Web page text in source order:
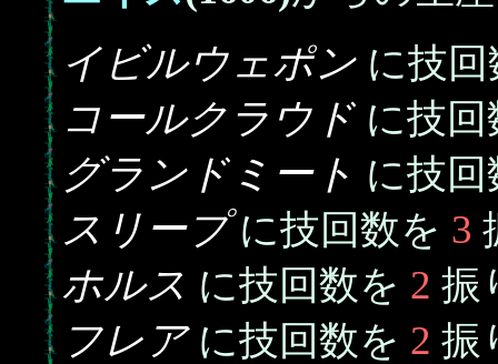
イビルウェポン に技
コールクラウド に技
グランドミート に技
スリープに技回数を 3
ホルス に技回数を 2 振
フレアに技回数を 2 振